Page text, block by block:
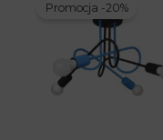
Promocja -20%